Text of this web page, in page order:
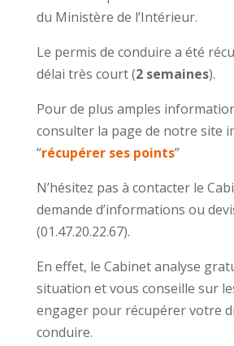
du Ministère de l’Intérieur.
Le permis de conduire a été
délai très court (2 semaines).
Pour de plus amples
consulter la page de notre site
“récupérer ses points”
N’hésitez pas à contacter le
demande d’informations ou
(01.47.20.22.67).
En effet, le Cabinet analyse
situation et vous conseille sur
engager pour récupérer votre
conduire.